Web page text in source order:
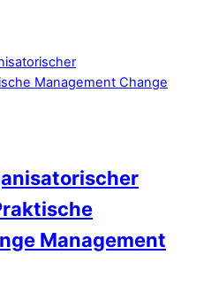
Management